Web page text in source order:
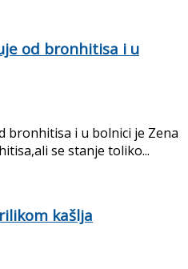
od bronhitisa i u
bronhitisa i u bolnici je Zena
se stanje toliko...
kašlja